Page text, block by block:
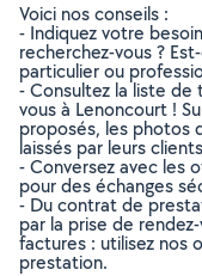
Voici nos conseils :
- Indiquez votre
recherchez-vous ?
particulier ou
- Consultez la liste de
vous à Lenoncourt !
proposés, les photos
laissés par leurs
- Conversez avec les
pour des échanges
- Du contrat de
par la prise de
factures : utilisez nos
prestation.